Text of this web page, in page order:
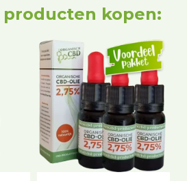
producten kopen: